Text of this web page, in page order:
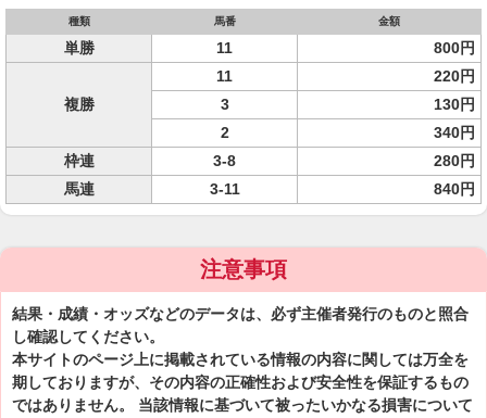
種類 馬番 金額
単勝 11 800円
複勝
11
220円
3
130円
2
340円
枠連
3-8
280円
馬連
3-11 840円
注意事項
結果・成績・オッズなどのデータは、必ず主催者発行のものと照合
し確認してください。
本サイトのページ上に掲載されている情報の内容に関しては万全を
期しておりますが、その内容の正確性および安全性を保証するもの
ではありません。 当該情報に基づいて被ったいかなる損害について